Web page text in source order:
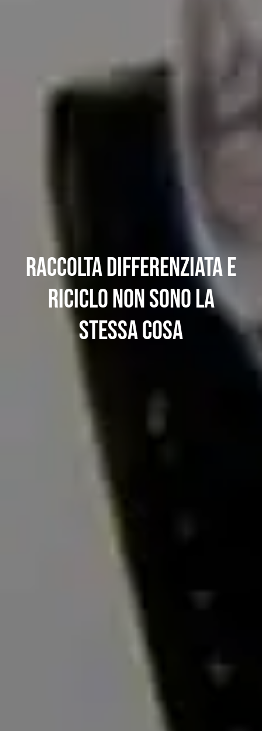
Raccolta differenziata e
riciclo non sono la
stessa cosa